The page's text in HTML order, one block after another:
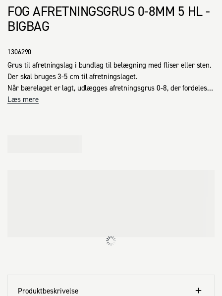
FOG AFRETNINGSGRUS 0-8MM 5 HL -
BIGBAG
1306290
Grus til afretningslag i bundlag til belægning med fliser eller sten.
Der skal bruges 3-5 cm til afretningslaget.
Når bærelaget er lagt, udlægges afretningsgrus 0-8, der fordeles
jævnt og komprimeres.
Læs mere
Produktbeskrivelse